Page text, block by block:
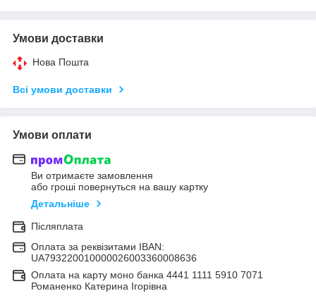
Умови доставки
Нова Пошта
Всі умови доставки
Умови оплати
Ви отримаєте замовлення
або гроші повернуться на вашу картку
Детальніше
Післяплата
Оплата за реквізитами IBAN:
UA793220010000026003360008636
Оплата на карту моно банка 4441 1111 5910 7071
Романенко Катерина Ігорівна